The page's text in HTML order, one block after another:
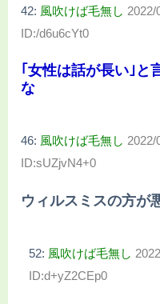
42: 風吹けば毛無し 2022/
ID:/d6u6cYt0
｢女性は話が長い｣と
な
46: 風吹けば毛無し 2022/
ID:sUZjvN4+0
ウィルスミスの方が
52: 風吹けば毛無し
ID:d+yZ2CEp0